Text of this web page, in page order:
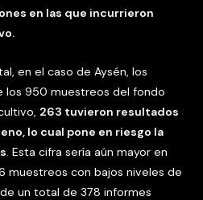
en las que incurrieron
en el caso de Aysén, los
los 950 muestreos del fondo
263 tuvieron resultados
lo cual pone en riesgo la
. Esta cifra sería aún mayor en
muestreos con bajos niveles de
un total de 378 informes